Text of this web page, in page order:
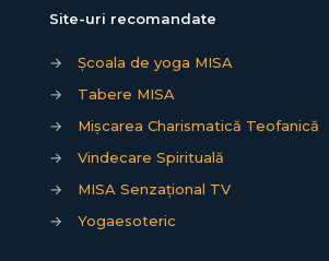
Site-uri recomandate
→
Școala de yoga MISA
→
Tabere MISA
→
Mișcarea Charismatică Teofanică
→
Vindecare Spirituală
→
MISA Senzațional TV
→
Yogaesoteric